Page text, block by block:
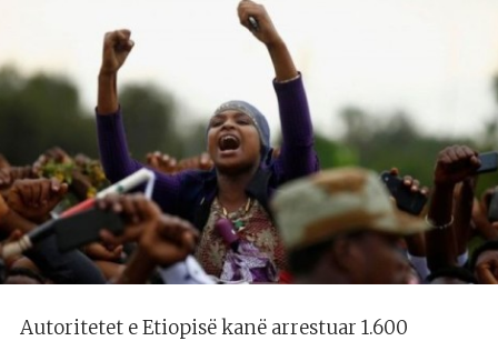
Autoritetet e Etiopisë kanë arrestuar 1.600